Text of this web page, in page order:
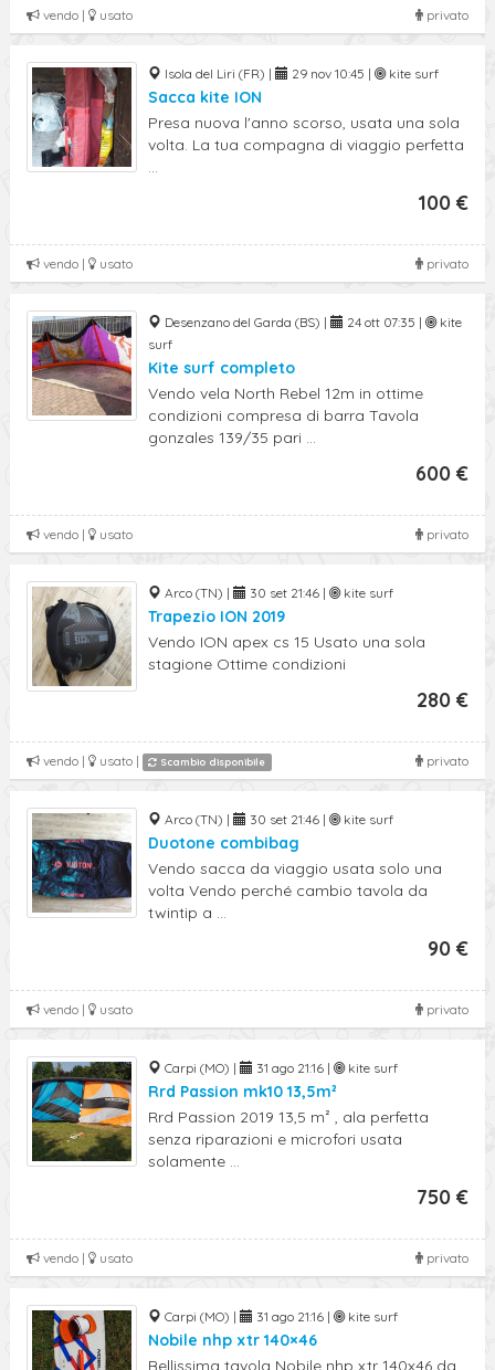
privato
vendo | usato
Isola del Liri (FR) | 29 nov 10:45 | kite surf
Sacca kite ION
Presa nuova l'anno scorso, usata una sola
volta. La tua compagna di viaggio perfetta
...
100 €
privato
vendo | usato
Desenzano del Garda (BS) | 24 ott 07:35 |
kite
surf
Kite surf completo
Vendo vela North Rebel 12m in ottime
condizioni compresa di barra Tavola
gonzales 139/35 pari ...
600 €
privato
vendo | usato
Arco (TN) | 30 set 21:46 | kite surf
Trapezio ION 2019
Vendo ION apex cs 15 Usato una sola
stagione Ottime condizioni
280 €
privato
vendo | usato | Scambio disponibile
Arco (TN) | 30 set 21:46 | kite surf
Duotone combibag
Vendo sacca da viaggio usata solo una
volta Vendo perché cambio tavola da
twintip a ...
90 €
privato
vendo | usato
Carpi (MO) | 31 ago 21:16 | kite surf
Rrd Passion mk10 13,5m²
Rrd Passion 2019 13,5 m² , ala perfetta
senza riparazioni e microfori usata
solamente ...
750 €
privato
vendo | usato
Carpi (MO) | 31 ago 21:16 | kite surf
Nobile nhp xtr 140×46
Bellissima tavola Nobile nhp xtr 140x46 da